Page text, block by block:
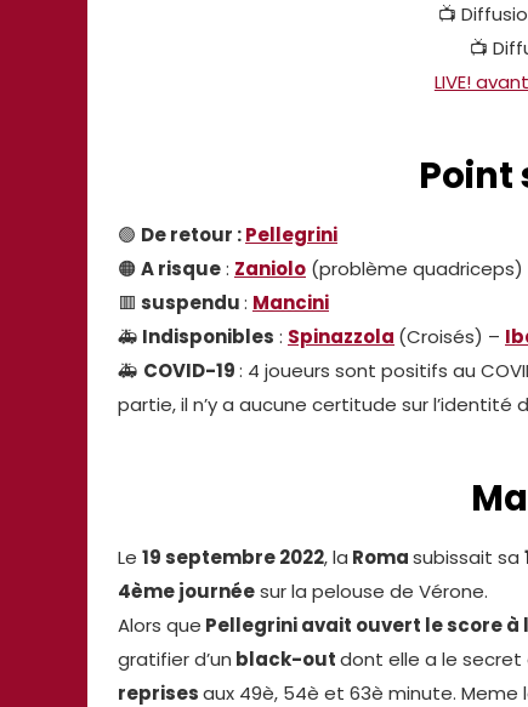
📺
📺
LIVE!
Point
🟢 De retour :Pellegrini
🟠A risque: Zaniolo (problème quadriceps)
🟥 suspendu: Mancini
🚑 Indisponibles : Spinazzola (Croisés) –
🚑 COVID-19: 4 joueurs sont positifs au
partie, il n’y a aucune certitude sur l’identité
Le 19 septembre 2022, la Romasubissait sa
4ème journéesur la pelouse de Vérone.
Alors que Pellegrini avait ouvert le score à
gratifier d’un black-outdont elle a le secret
reprisesaux 49è, 54è et 63è minute. Meme